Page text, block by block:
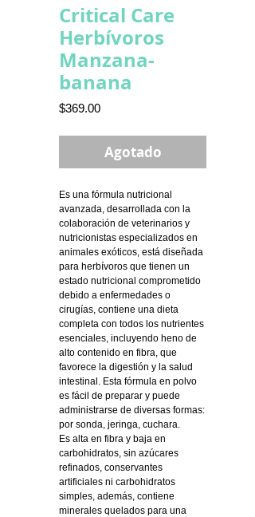
Critical Care
Herbívoros
Manzana-
banana
$369.00Precio
Agotado
Es una fórmula nutricional
avanzada, desarrollada con la
colaboración de veterinarios y
nutricionistas especializados en
animales exóticos, está diseñada
para herbívoros que tienen un
estado nutricional comprometido
debido a enfermedades o
cirugías, contiene una dieta
completa con todos los nutrientes
esenciales, incluyendo heno de
alto contenido en fibra, que
favorece la digestión y la salud
intestinal. Esta fórmula en polvo
es fácil de preparar y puede
administrarse de diversas formas:
por sonda, jeringa, cuchara.
Es alta en fibra y baja en
carbohidratos, sin azúcares
refinados, conservantes
artificiales ni carbohidratos
simples, además, contiene
minerales quelados para una